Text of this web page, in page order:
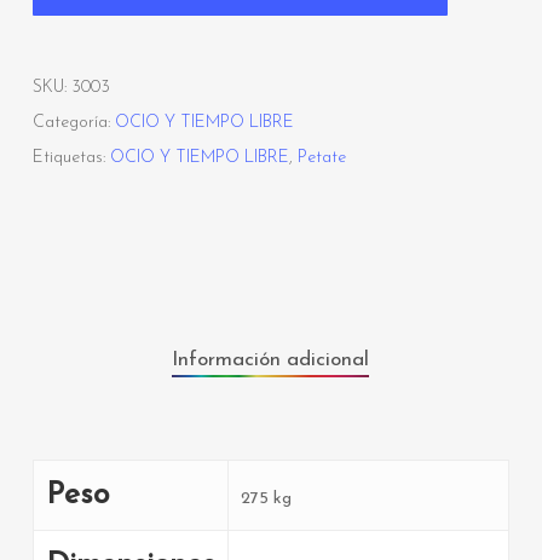
SKU: 3003
Categoría: OCIO Y TIEMPO LIBRE
Etiquetas: OCIO Y TIEMPO LIBRE, Petate
Información adicional
Peso 275 kg